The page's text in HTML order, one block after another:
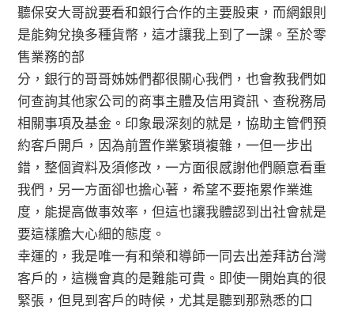
聽保安大哥說要看和銀行合作的主要股東，而網銀則
是能夠兌換多種貨幣，這才讓我上到了一課。至於零
售業務的部
分，銀行的哥哥姊姊們都很關心我們，也會教我們如
何查詢其他家公司的商事主體及信用資訊、查稅務局
相關事項及基金。印象最深刻的就是，協助主管們預
約客戶開戶，因為前置作業繁瑣複雜，一但一步出
錯，整個資料及須修改，一方面很感謝他們願意看重
我們，另一方面卻也擔心著，希望不要拖累作業進
度，能提高做事效率，但這也讓我體認到出社會就是
要這樣膽大心細的態度。
幸運的，我是唯一有和榮和導師一同去出差拜訪台灣
客戶的，這機會真的是難能可貴。即使一開始真的很
緊張，但見到客戶的時候，尤其是聽到那熟悉的口